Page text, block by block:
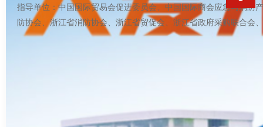
指导单位：中国国际贸易会促进委员会、中国国际商会应急与消防
防协会、浙江省消防协会、浙江省贸促会、浙江省政府采购联合会